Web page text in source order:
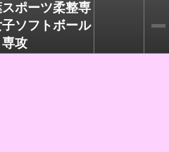
ポーツ柔整専
ソフトボール
専攻